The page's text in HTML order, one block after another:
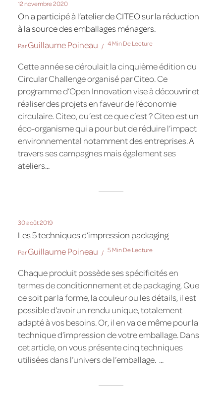
12 novembre 2020
On a participé à l’atelier de CITEO sur la réduction
à la source des emballages ménagers.
ParGuillaume Poineau 4 Min De Lecture
Cette année se déroulait la cinquième édition du
Circular Challenge organisé par Citeo. Ce
programme d’Open Innovation vise à découvrir et
réaliser des projets en faveur de l’économie
circulaire. Citeo, qu’est ce que c’est ? Citeo est un
éco-organisme qui a pour but de réduire l’impact
environnemental notamment des entreprises. A
travers ses campagnes mais également ses
ateliers...
30 août 2019
Les 5 techniques d’impression packaging
ParGuillaume Poineau 5 Min De Lecture
Chaque produit possède ses spécificités en
termes de conditionnement et de packaging. Que
ce soit par la forme, la couleur ou les détails, il est
possible d’avoir un rendu unique, totalement
adapté à vos besoins. Or, il en va de même pour la
technique d’impression de votre emballage. Dans
cet article, on vous présente cinq techniques
utilisées dans l’univers de l’emballage. ...